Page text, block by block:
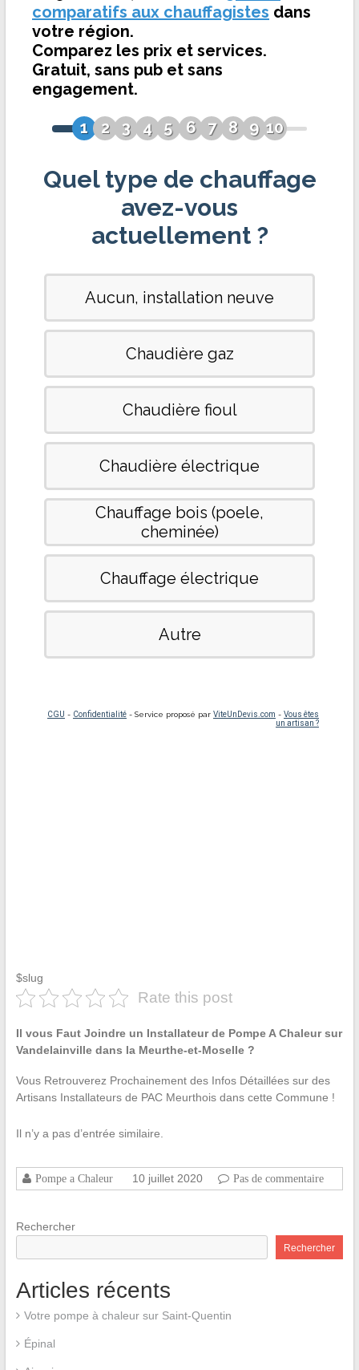
$slug
Rate this post
Il vous Faut Joindre un Installateur de Pompe A Chaleur sur
Vandelainville dans la Meurthe-et-Moselle ?
Vous Retrouverez Prochainement des Infos Détaillées sur des
Artisans Installateurs de PAC Meurthois dans cette Commune !
Il n’y a pas d’entrée similaire.
Pompe a Chaleur 10 juillet 2020 Pas de commentaire
Rechercher
Rechercher
Articles récents
Votre pompe à chaleur sur Saint-Quentin
Épinal